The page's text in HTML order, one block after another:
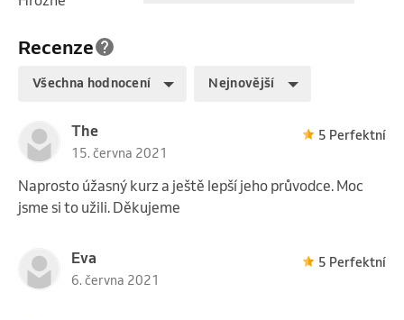
Recenze
Všechna hodnocení Nejnovější
The
15. června 2021
5 Perfektní
Naprosto úžasný kurz a ještě lepší jeho průvodce. Moc
jsme si to užili. Děkujeme
Eva
6. června 2021
5 Perfektní